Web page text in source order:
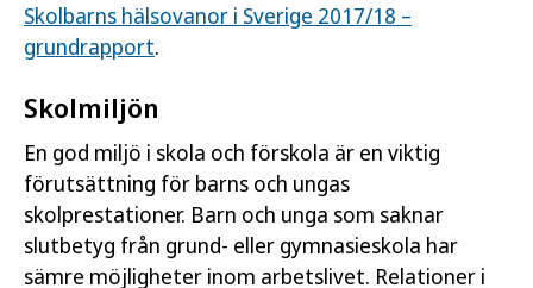
Skolbarns hälsovanor i Sverige 2017/18 –
grundrapport.
Skolmiljön
En god miljö i skola och förskola är en viktig
förutsättning för barns och ungas
skolprestationer. Barn och unga som saknar
slutbetyg från grund- eller gymnasieskola har
sämre möjligheter inom arbetslivet. Relationer i